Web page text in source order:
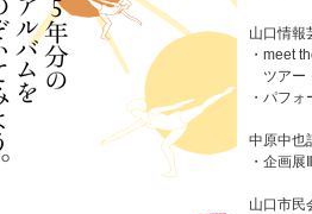
山口情報
・meet
ツアー
・パフ
中原中也
・企画
山口市民